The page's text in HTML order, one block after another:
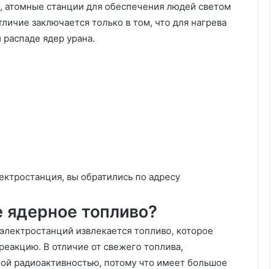
атомные станции для обеспечения людей светом
заключается только в том, что для нагрева
ядер урана.
вы обратились по адресу
ядерное топливо?
извлекается топливо, которое
В отличие от свежего топлива,
радиоактивностью, потому что имеет большое